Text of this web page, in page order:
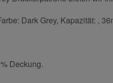
Dark Grey, Kapazität: ,
Deckung.